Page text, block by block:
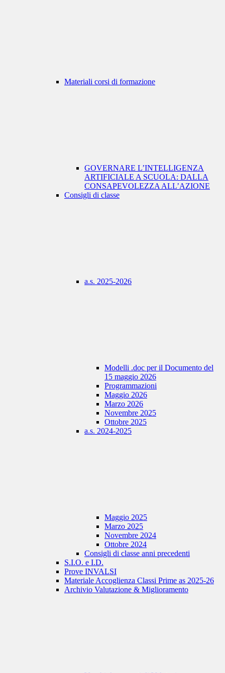
Materiali corsi di formazione
GOVERNARE L’INTELLIGENZA
ARTIFICIALE A SCUOLA: DALLA
CONSAPEVOLEZZA ALL’AZIONE
Consigli di classe
a.s. 2025-2026
Modelli .doc per il Documento del
15 maggio 2026
Programmazioni
Maggio 2026
Marzo 2026
Novembre 2025
Ottobre 2025
a.s. 2024-2025
Maggio 2025
Marzo 2025
Novembre 2024
Ottobre 2024
Consigli di classe anni precedenti
S.I.O. e I.D.
Prove INVALSI
Materiale Accoglienza Classi Prime as 2025-26
Archivio Valutazione & Miglioramento